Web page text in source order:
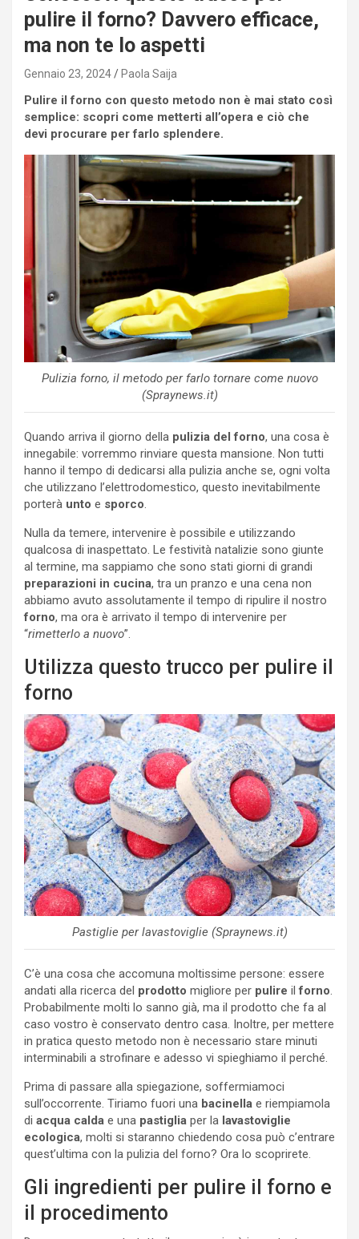
pulire il forno? Davvero efficace,
ma non te lo aspetti
Gennaio 23, 2024 Paola Saija
Pulire il forno con questo metodo non è mai stato così
semplice: scopri come metterti all’opera e ciò che
devi procurare per farlo splendere.
Pulizia forno, il metodo per farlo tornare come nuovo
(Spraynews.it)
Quando arriva il giorno della pulizia del forno, una cosa è
innegabile: vorremmo rinviare questa mansione. Non tutti
hanno il tempo di dedicarsi alla pulizia anche se, ogni volta
che utilizzano l’elettrodomestico, questo inevitabilmente
porterà unto e sporco.
Nulla da temere, intervenire è possibile e utilizzando
qualcosa di inaspettato. Le festività natalizie sono giunte
al termine, ma sappiamo che sono stati giorni di grandi
preparazioni in cucina, tra un pranzo e una cena non
abbiamo avuto assolutamente il tempo di ripulire il nostro
forno, ma ora è arrivato il tempo di intervenire per
“rimetterlo a nuovo”.
Utilizza questo trucco per pulire il
forno
Pastiglie per lavastoviglie (Spraynews.it)
C’è una cosa che accomuna moltissime persone: essere
andati alla ricerca del prodotto migliore per pulire ilforno.
Probabilmente molti lo sanno già, ma il prodotto che fa al
caso vostro è conservato dentro casa. Inoltre, per mettere
in pratica questo metodo non è necessario stare minuti
interminabili a strofinare e adesso vi spieghiamo il perché.
Prima di passare alla spiegazione, soffermiamoci
sull’occorrente. Tiriamo fuori una bacinella e riempiamola
di acqua calda e una pastiglia per la lavastoviglie
ecologica, molti si staranno chiedendo cosa può c’entrare
quest’ultima con la pulizia del forno? Ora lo scoprirete.
Gli ingredienti per pulire il forno e
il procedimento